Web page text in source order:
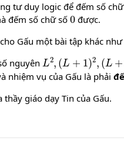
tư duy logic để đếm số
đếm số chữ số
0
được.
Gấu một bài tập khác như
nguyên
L2 ,(L 1)2 ,(
…, R2
nhiệm vụ của Gấu là phải
giáo dạy Tin của Gấu.